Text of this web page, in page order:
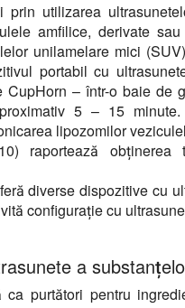
prin utilizarea
amfilice, derivate
unilamelare mici
portabil cu
CupHorn – într-o baie de
5 – 15
lipozomilor
raportează obținerea
diverse dispozitive cu
configurație cu
a
ca purtători pentru